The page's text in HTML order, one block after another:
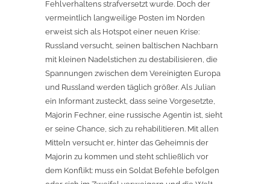
Fehlverhaltens strafversetzt wurde. Doch der
vermeintlich langweilige Posten im Norden
erweist sich als Hotspot einer neuen Krise:
Russland versucht, seinen baltischen Nachbarn
mit kleinen Nadelstichen zu destabilisieren, die
Spannungen zwischen dem Vereinigten Europa
und Russland werden täglich größer. Als Julian
ein Informant zusteckt, dass seine Vorgesetzte,
Majorin Fechner, eine russische Agentin ist, sieht
er seine Chance, sich zu rehabilitieren. Mit allen
Mitteln versucht er, hinter das Geheimnis der
Majorin zu kom­men und steht schließlich vor
dem Konflikt: muss ein Soldat Befehle befolgen